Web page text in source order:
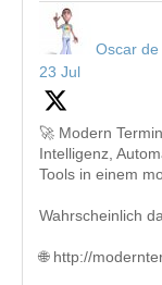
Oscar de
23 Jul
🚀 Modern
Intelligenz,
Tools in einem
Wahrscheinlich
🌐 http://